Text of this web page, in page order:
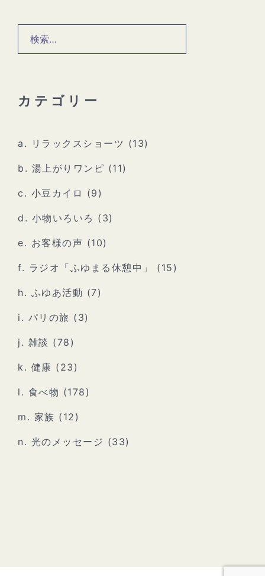
索:
カテゴリー
a. リラックスショーツ (13)
b. 湯上がりワンピ (11)
c. 小豆カイロ (9)
d. 小物いろいろ (3)
e. お客様の声 (10)
f. ラジオ「ふゆまる休憩中」 (15)
h. ふゆあ活動 (7)
i. パリの旅 (3)
j. 雑談 (78)
k. 健康 (23)
l. 食べ物 (178)
m. 家族 (12)
n. 光のメッセージ (33)